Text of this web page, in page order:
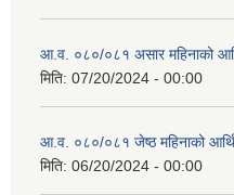
आ.व. ०८०/०८१ असार महिनाको
मिति: 07/20/2024 - 00:00
आ.व. ०८०/०८१ जेष्ठ महिनाको
मिति: 06/20/2024 - 00:00